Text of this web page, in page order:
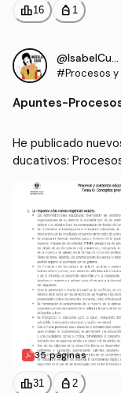
leaderboard16 personal_bag 1
#Procesos
Apuntes-
He publicado
ducativos:
amen.pdf
35 páginas
leaderboard31 personal_bag 2